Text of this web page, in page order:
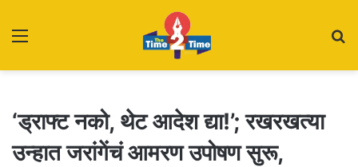
‘ड्राफ्ट नको, थेट आदेश द्या!’; रखरखत्या
उन्हात जरांगेंचं आमरण उपोषण सुरू,